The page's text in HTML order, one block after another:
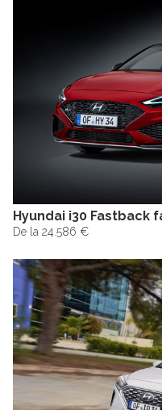
Hyundai i30 Fastback
De la 24.586 €